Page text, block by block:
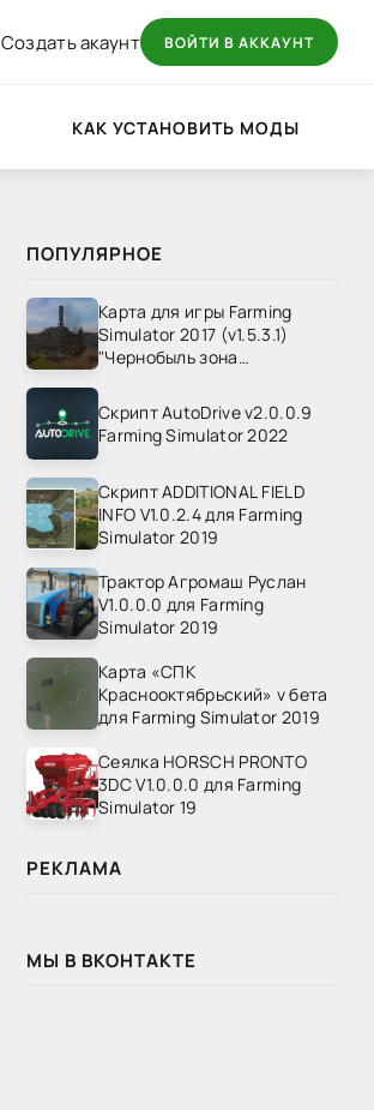
Создать акаунт ВОЙТИ В АККАУНТ
КАК УСТАНОВИТЬ МОДЫ
ПОПУЛЯРНОЕ
Карта для игры Farming
Simulator 2017 (v1.5.3.1)
"Чернобыль зона
Скрипт AutoDrive v2.0.0.9
Farming Simulator 2022
Скрипт ADDITIONAL FIELD
INFO V1.0.2.4 для Farming
Simulator 2019
Трактор Агромаш Руслан
V1.0.0.0 для Farming
Simulator 2019
Карта «СПК
Краснооктябрьский» v бета
для Farming Simulator 2019
Сеялка HORSCH PRONTO
3DC V1.0.0.0 для Farming
Simulator 19
РЕКЛАМА
МЫ В ВКОНТАКТЕ